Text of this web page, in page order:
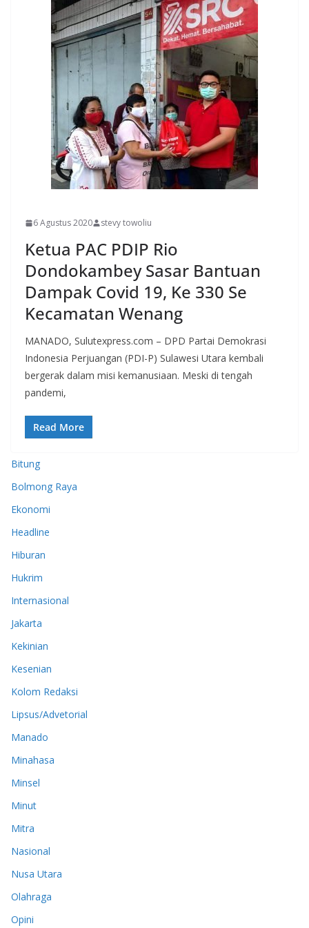
6 Agustus 2020 stevy towoliu
Ketua PAC PDIP Rio
Dondokambey Sasar Bantuan
Dampak Covid 19, Ke 330 Se
Kecamatan Wenang
MANADO, Sulutexpress.com – DPD Partai Demokrasi
Indonesia Perjuangan (PDI-P) Sulawesi Utara kembali
bergerak dalam misi kemanusiaan. Meski di tengah
pandemi,
Read More
Bitung
Bolmong Raya
Ekonomi
Headline
Hiburan
Hukrim
Internasional
Jakarta
Kekinian
Kesenian
Kolom Redaksi
Lipsus/Advetorial
Manado
Minahasa
Minsel
Minut
Mitra
Nasional
Nusa Utara
Olahraga
Opini